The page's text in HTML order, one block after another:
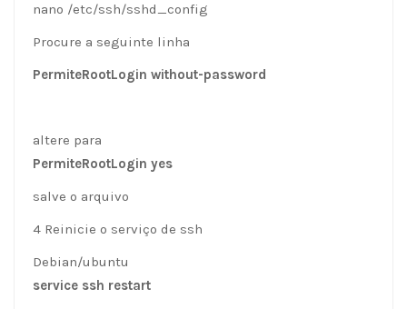
nano /etc/ssh/sshd_config
Procure a seguinte linha
PermiteRootLogin without-password
altere para
PermiteRootLogin yes
salve o arquivo
4 Reinicie o serviço de ssh
Debian/ubuntu
service ssh restart